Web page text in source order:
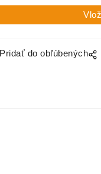
Pridať do obľúbených